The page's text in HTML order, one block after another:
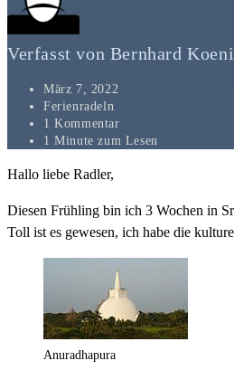
Verfasst von Bernhard
März 7, 2022
Ferienradeln
1 Kommentar
1 Minute zum Lesen
Hallo liebe Radler,
Diesen Frühling bin ich 3 Wochen in
Toll ist es gewesen, ich habe die
Anuradhapura